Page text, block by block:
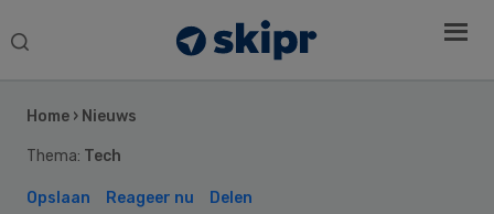
Search
Home › Nieuws
Thema: Tech
Opslaan Reageer nu Delen
Sidebar